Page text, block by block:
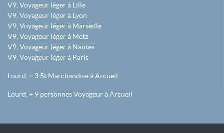
V9, Voyageur léger à Lille
V9, Voyageur léger à Lyon
V9, Voyageur léger à Marseille
V9, Voyageur léger à Metz
V9, Voyageur léger à Nantes
V9, Voyageur léger à Paris
Lourd, + 3.5t Marchandise à Arcueil
Lourd, + 9 personnes Voyageur à Arcueil